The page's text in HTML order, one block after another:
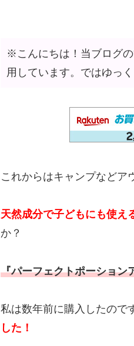
※こんにちは！当ブログ
用しています。ではゆっ
これからはキャンプなどア
天然成分で子どもにも使え
か？
『パーフェクトポーション
私は数年前に購入したので
した！